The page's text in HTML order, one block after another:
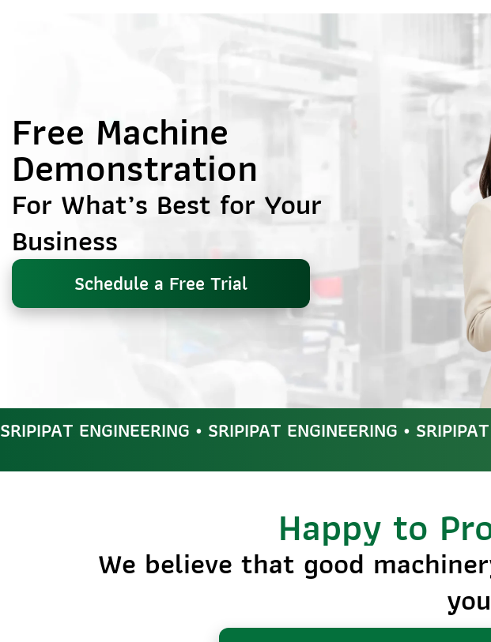
Free Machine
Demonstration
For What’s Best for Your
Business
Schedule a Free Trial
SRIPIPAT ENGINEERING • SRIPIPAT ENGINEERING •
Happy to
We believe that good